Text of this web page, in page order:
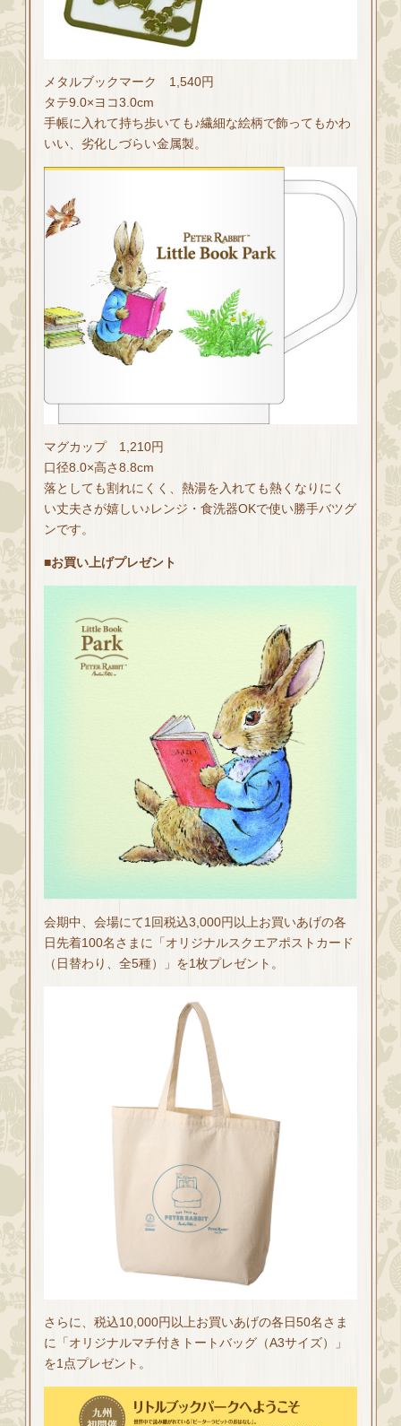
メタルブックマーク 1,540円
タテ9.0×ヨコ3.0cm
手帳に入れて持ち歩いても♪繊細な絵柄で飾ってもかわ
いい、劣化しづらい金属製。
マグカップ 1,210円
口径8.0×高さ8.8cm
落としても割れにくく、熱湯を入れても熱くなりにく
い丈夫さが嬉しい♪レンジ・食洗器OKで使い勝手バツグ
ンです。
■お買い上げプレゼント
会期中、会場にて1回税込3,000円以上お買いあげの各
日先着100名さまに「オリジナルスクエアポストカード
（日替わり、全5種）」を1枚プレゼント。
さらに、税込10,000円以上お買いあげの各日50名さま
に「オリジナルマチ付きトートバッグ（A3サイズ）」
を1点プレゼント。